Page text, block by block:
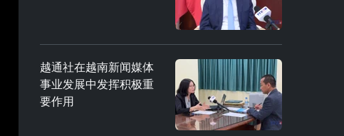
越通社在越南新闻媒体
事业发展中发挥积极重
要作用